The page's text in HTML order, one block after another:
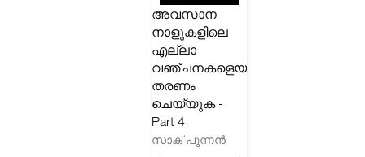
അവസാന
നാളുകളിലെ
എല്ലാ
വഞ്ചനകളെയും
തരണം
ചെയ്യുക -
Part 4
സാക് പുന്നൻ